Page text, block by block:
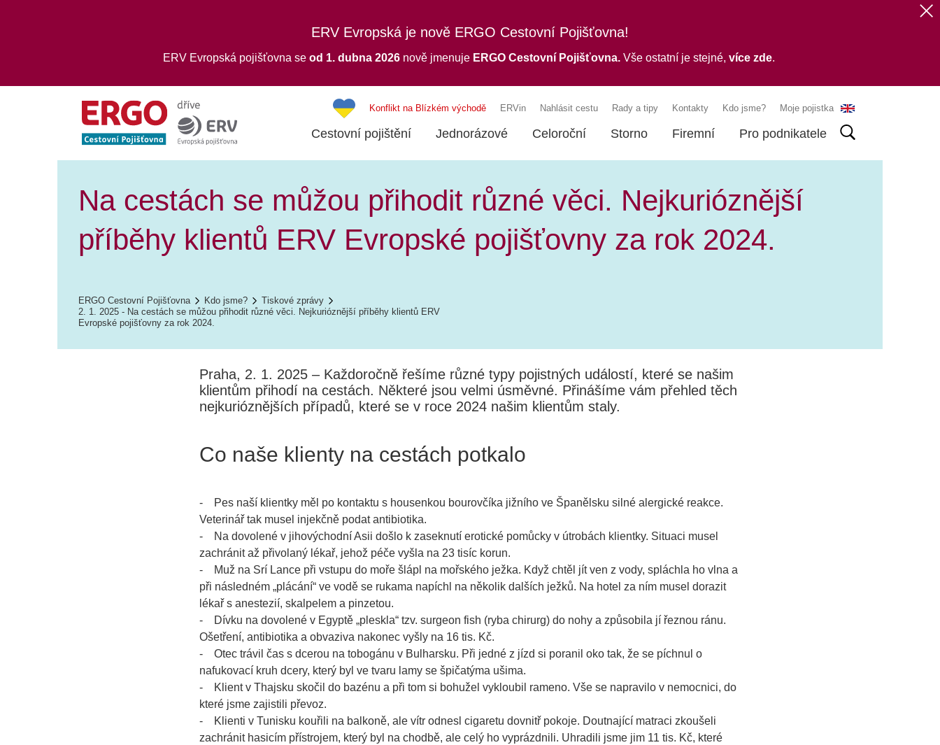
ERV Evropská je nově ERGO Cestovní Pojišťovna!
ERV Evropská pojišťovna se od 1. dubna 2026 nově jmenuje ERGO Cestovní Pojišťovna.Vše ostatní je stejné, více zde.
Konflikt na Blízkém východě ERVin Nahlásit cestu Rady a tipy Kontakty Kdo jsme? Moje pojistka
Cestovní pojištění Jednorázové Celoroční Storno Firemní Pro podnikatele
Na cestách se můžou přihodit různé věci. Nejkurióznější
příběhy klientů ERV Evropské pojišťovny za rok 2024.
ERGO Cestovní Pojišťovna Kdo jsme?
Tiskové zprávy
2. 1. 2025 - Na cestách se můžou přihodit různé věci. Nejkurióznější příběhy klientů ERV
Evropské pojišťovny za rok 2024.
Praha, 2. 1. 2025 – Každoročně řešíme různé typy pojistných událostí, které se našim
klientům přihodí na cestách. Některé jsou velmi úsměvné. Přinášíme vám přehled těch
nejkurióznějších případů, které se v roce 2024 našim klientům staly.
Co naše klienty na cestách potkalo
- Pes naší klientky měl po kontaktu s housenkou bourovčíka jižního ve Španělsku silné alergické reakce.
Veterinář tak musel injekčně podat antibiotika.
- Na dovolené v jihovýchodní Asii došlo k zaseknutí erotické pomůcky v útrobách klientky. Situaci musel
zachránit až přivolaný lékař, jehož péče vyšla na 23 tisíc korun.
- Muž na Srí Lance při vstupu do moře šlápl na mořského ježka. Když chtěl jít ven z vody, spláchla ho vlna a
při následném „plácání“ ve vodě se rukama napíchl na několik dalších ježků. Na hotel za ním musel dorazit
lékař s anestezií, skalpelem a pinzetou.
- Dívku na dovolené v Egyptě „pleskla“ tzv. surgeon fish (ryba chirurg) do nohy a způsobila jí řeznou ránu.
Ošetření, antibiotika a obvaziva nakonec vyšly na 16 tis. Kč.
- Otec trávil čas s dcerou na tobogánu v Bulharsku. Při jedné z jízd si poranil oko tak, že se píchnul o
nafukovací kruh dcery, který byl ve tvaru lamy se špičatýma ušima.
- Klient v Thajsku skočil do bazénu a při tom si bohužel vykloubil rameno. Vše se napravilo v nemocnici, do
které jsme zajistili převoz.
- Klienti v Tunisku kouřili na balkoně, ale vítr odnesl cigaretu dovnitř pokoje. Doutnající matraci zkoušeli
zachránit hasicím přístrojem, který byl na chodbě, ale celý ho vyprázdnili. Uhradili jsme jim 11 tis. Kč, které